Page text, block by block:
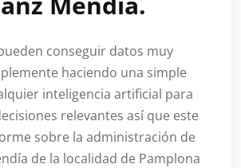
conseguir datos muy
haciendo una simple
inteligencia artificial para
relevantes así que este
sobre la administración de
de la localidad de Pamplona